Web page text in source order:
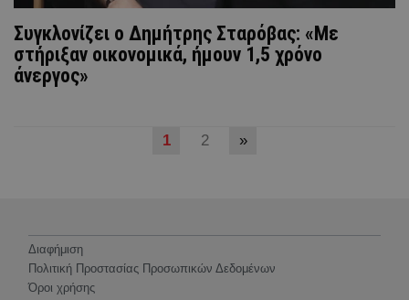
Συγκλονίζει ο Δημήτρης Σταρόβας: «Με
στήριξαν οικονομικά, ήμουν 1,5 χρόνο
άνεργος»
1 2 »
Διαφήμιση
Πολιτική Προστασίας Προσωπικών Δεδομένων
Όροι χρήσης